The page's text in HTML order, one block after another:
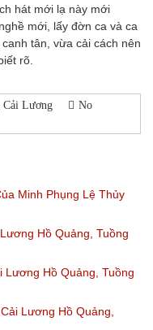
hát mới lạ này mới
mới, lấy đờn ca và ca
tân, vừa cải cách nên
rõ.
Cải Lương
No
Minh Phụng Lệ Thủy
Hồ Quảng, Tuồng
Hồ Quảng, Tuồng
Lương Hồ Quảng,